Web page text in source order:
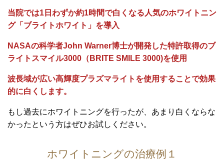
当院では1日わずか約1時間で白くなる人気のホワイトニン
グ「ブライトホワイト」を導入
NASAの科学者John Warner博士が開発した特許取得のブ
ライトスマイル3000（BRITE SMILE 3000)を使用
波長域が広い高輝度プラズマライトを使用することで効果
的に白くします。
もし過去にホワイトニングを行ったが、あまり白くならな
かったという方はぜひお試しください。
ホワイトニングの治療例１